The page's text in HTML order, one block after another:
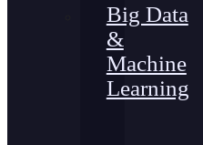
Big Data
&
Machine
Learning